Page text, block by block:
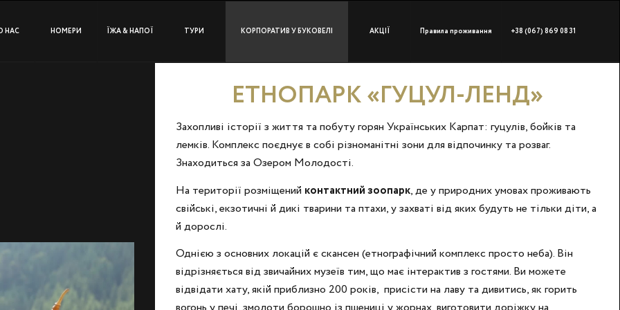
НАС НОМЕРИ ЇЖА & НАПОЇ ТУРИ КОРПОРАТИВ У БУКОВЕЛІ АКЦІЇ Правила проживання +38 (067) 869 08 31
ЕТНОПАРК «ГУЦУЛ-ЛЕНД»
Захопливі історії з життя та побуту горян Українських Карпат: гуцулів, бойків та
лемків. Комплекс поєднує в собі різноманітні зони для відпочинку та розваг.
Знаходиться за Озером Молодості.
На території розміщений контактний зоопарк, де у природних умовах проживають
свійські, екзотичні й дикі тварини та птахи, у захваті від яких будуть не тільки діти, а
й дорослі.
Однією з основних локацій є скансен (етнографічний комплекс просто неба). Він
відрізняється від звичайних музеїв тим, що має інтерактив з гостями. Ви можете
відвідати хату, якій приблизно 200 років, присісти на лаву та дивитись, як горить